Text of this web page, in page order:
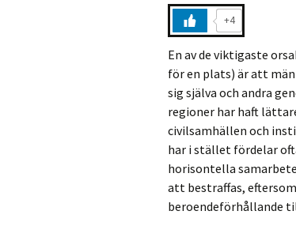
+4
En av de viktigaste
för en plats) är att
sig själva och andra
regioner har haft
civilsamhällen och
har i stället fördelar
horisontella
att bestraffas,
beroendeförhållande